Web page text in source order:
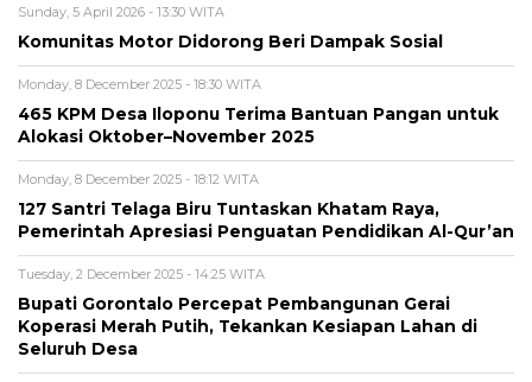
Sunday, 5 April 2026 - 13:30 WITA
Komunitas Motor Didorong Beri Dampak Sosial
Monday, 8 December 2025 - 18:30 WITA
465 KPM Desa Iloponu Terima Bantuan Pangan untuk
Alokasi Oktober–November 2025
Monday, 8 December 2025 - 18:12 WITA
127 Santri Telaga Biru Tuntaskan Khatam Raya,
Pemerintah Apresiasi Penguatan Pendidikan Al-Qur’an
Tuesday, 2 December 2025 - 14:25 WITA
Bupati Gorontalo Percepat Pembangunan Gerai
Koperasi Merah Putih, Tekankan Kesiapan Lahan di
Seluruh Desa